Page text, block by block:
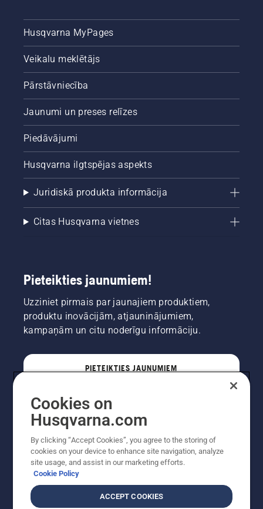
Husqvarna MyPages
Veikalu meklētājs
Pārstāvniecība
Jaunumi un preses relīzes
Piedāvājumi
Husqvarna ilgtspējas aspekts
Juridiskā produkta informācija
Citas Husqvarna vietnes
Pieteikties jaunumiem!
Uzziniet pirmais par jaunajiem produktiem,
produktu inovācijām, atjauninājumiem,
kampaņām un citu noderīgu informāciju.
PIETEIKTIES JAUNUMIEM
Cookies on
Husqvarna.com
By clicking “Accept Cookies”, you agree to the storing of
cookies on your device to enhance site navigation, analyze
site usage, and assist in our marketing efforts.
Cookie Policy
ACCEPT COOKIES